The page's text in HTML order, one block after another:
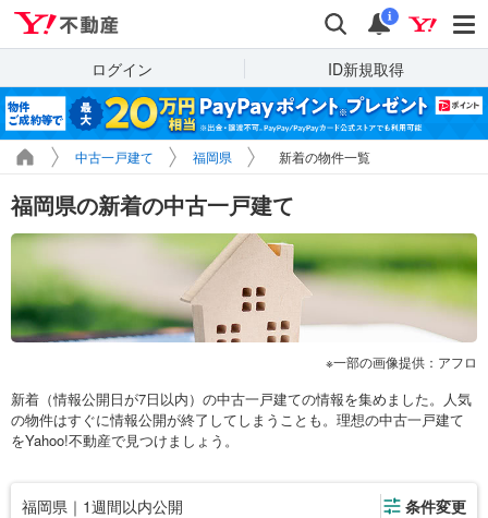
検索 通知
i
ログイン ID新規取得
中古一戸建て 福岡県 新着の物件一覧
福岡県の新着の中古一戸建て
一部の画像提供：アフロ
新着（情報公開日が7日以内）の中古一戸建ての情報を集めました。人気
の物件はすぐに情報公開が終了してしまうことも。理想の中古一戸建て
をYahoo!不動産で見つけましょう。
福岡県｜1週間以内公開 条件変更